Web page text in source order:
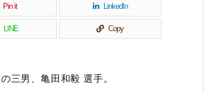
Pin it LinkedIn
LINE Copy
三男、亀田和毅 選手。